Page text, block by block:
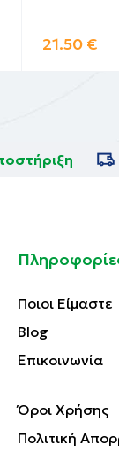
21.50 €
Ποιοι Είμαστε
Blog
Επικοινωνία
Όροι Χρήσης
Πολιτική